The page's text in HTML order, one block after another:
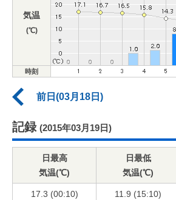
気温
(℃)
時刻
前日(03月18日)
記録 (2015年03月19日)
日最高
気温(℃)
日最低
気温(℃)
17.3 (00:10) 11.9 (15:10)